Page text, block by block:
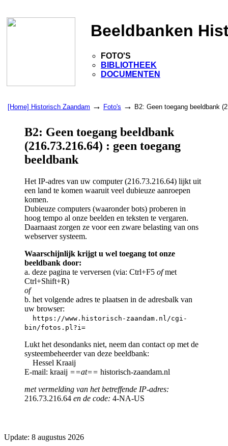
Beeldbanken
FOTO'S
BIBLIOTHEEK
DOCUMENTEN
[Home] Historisch Zaandam → Foto's → B2: Geen toegang beeldbank
B2: Geen toegang beeldbank
(216.73.216.64) : geen toegang
beeldbank
Het IP-adres van uw computer (216.73.216.64) lijkt uit
een land te komen waaruit veel dubieuze aanroepen
komen.
Dubieuze computers (waaronder bots) proberen in
hoog tempo al onze beelden en teksten te vergaren.
Daarnaast zorgen ze voor een zware belasting van ons
webserver systeem.
Waarschijnlijk krijgt u wel toegang tot onze
beeldbank door:
a. deze pagina te verversen (via: Ctrl+F5 ofmet
Ctrl+Shift+R)
of
b. het volgende adres te plaatsen in de adresbalk van
uw browser:
https://www.historisch-zaandam.nl/cgi-
bin/fotos.pl?i=
Lukt het desondanks niet, neem dan contact op met de
systeembeheerder van deze beeldbank:
Hessel Kraaij
E-mail: kraaij ==at== historisch-zaandam.nl
met vermelding van het betreffende IP-adres:
216.73.216.64 en de code: 4-NA-US
Update: 8 augustus 2026